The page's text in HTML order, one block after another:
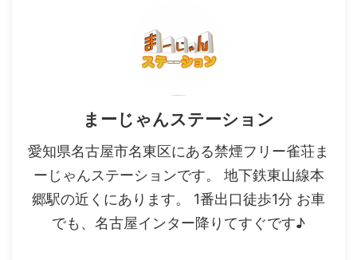
まーじゃんステーション
愛知県名古屋市名東区にある禁煙フリー雀荘ま
ーじゃんステーションです。 地下鉄東山線本
郷駅の近くにあります。 1番出口徒歩1分 お車
でも、名古屋インター降りてすぐです♪